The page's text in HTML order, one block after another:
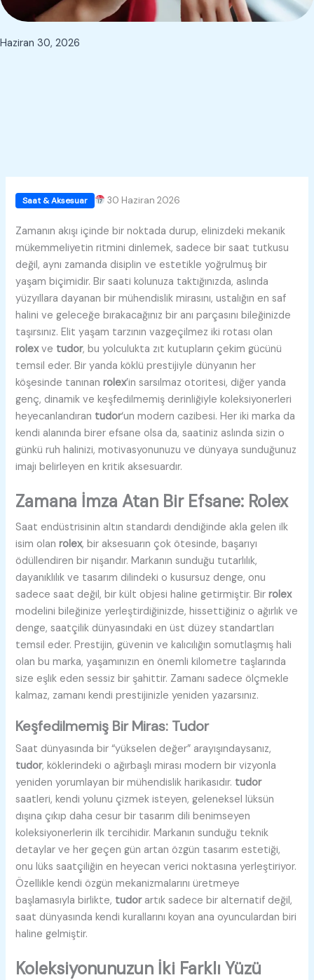
Haziran 30, 2026
Saat & Aksesuar 30 Haziran 2026
Zamanın akışı içinde bir noktada durup, elinizdeki mekanik
mükemmeliyetin ritmini dinlemek, sadece bir saat tutkusu
değil, aynı zamanda disiplin ve estetikle yoğrulmuş bir
yaşam biçimidir. Bir saati kolunuza taktığınızda, aslında
yüzyıllara dayanan bir mühendislik mirasını, ustalığın en saf
halini ve geleceğe bırakacağınız bir anı parçasını bileğinizde
taşırsınız. Elit yaşam tarzının vazgeçilmez iki rotası olan
rolexve tudor, bu yolculukta zıt kutupların çekim gücünü
temsil eder. Bir yanda köklü prestijiyle dünyanın her
köşesinde tanınanrolex’in sarsılmaz otoritesi, diğer yanda
genç, dinamik ve keşfedilmemiş derinliğiyle koleksiyonerleri
heyecanlandıran tudor‘un modern cazibesi. Her iki marka da
kendi alanında birer efsane olsa da, saatiniz aslında sizin o
günkü ruh halinizi, motivasyonunuzu ve dünyaya sunduğunuz
imajı belirleyen en kritik aksesuardır.
Zamana İmza Atan Bir Efsane: Rolex
Saat endüstrisinin altın standardı dendiğinde akla gelen ilk
isim olanrolex, bir aksesuarın çok ötesinde, başarıyı
ödüllendiren bir nişandır. Markanın sunduğu tutarlılık,
dayanıklılık ve tasarım dilindeki o kusursuz denge, onu
sadece saat değil, bir kült objesi haline getirmiştir. Birrolex
modelini bileğinize yerleştirdiğinizde, hissettiğiniz o ağırlık ve
denge, saatçilik dünyasındaki en üst düzey standartları
temsil eder. Prestijin, güvenin ve kalıcılığın somutlaşmış hali
olan bu marka, yaşamınızın en önemli kilometre taşlarında
size eşlik eden sessiz bir şahittir. Zamanı sadece ölçmekle
kalmaz, zamanı kendi prestijinizle yeniden yazarsınız.
Keşfedilmemiş Bir Miras: Tudor
Saat dünyasında bir “yükselen değer” arayışındaysanız,
tudor, köklerindeki o ağırbaşlı mirası modern bir vizyonla
yeniden yorumlayan bir mühendislik harikasıdır. tudor
saatleri, kendi yolunu çizmek isteyen, geleneksel lüksün
dışına çıkıp daha cesur bir tasarım dili benimseyen
koleksiyonerlerin ilk tercihidir. Markanın sunduğu teknik
detaylar ve her geçen gün artan özgün tasarım estetiği,
onu lüks saatçiliğin en heyecan verici noktasına yerleştiriyor.
Özellikle kendi özgün mekanizmalarını üretmeye
başlamasıyla birlikte, tudorartık sadece bir alternatif değil,
saat dünyasında kendi kurallarını koyan ana oyunculardan biri
haline gelmiştir.
Koleksiyonunuzun İki Farklı Yüzü